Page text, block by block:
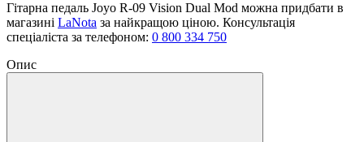
Гітарна педаль Joyo R-09 Vision Dual Mod можна придбати в
магазині LaNota за найкращою ціною. Консультація
спеціаліста за телефоном: 0 800 334 750
Опис